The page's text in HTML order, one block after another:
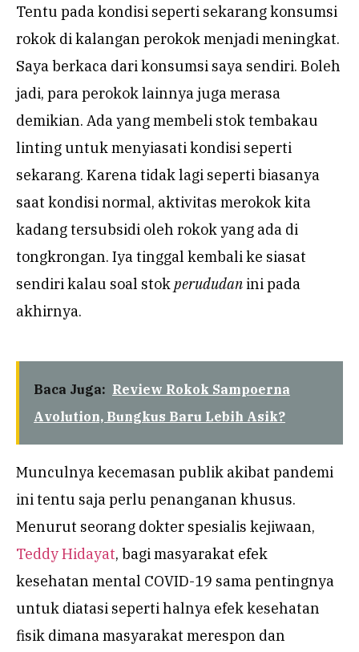
Tentu pada kondisi seperti sekarang konsumsi
rokok di kalangan perokok menjadi meningkat.
Saya berkaca dari konsumsi saya sendiri. Boleh
jadi, para perokok lainnya juga merasa
demikian. Ada yang membeli stok tembakau
linting untuk menyiasati kondisi seperti
sekarang. Karena tidak lagi seperti biasanya
saat kondisi normal, aktivitas merokok kita
kadang tersubsidi oleh rokok yang ada di
tongkrongan. Iya tinggal kembali ke siasat
sendiri kalau soal stokperududanini pada
akhirnya.
Baca Juga: Review Rokok Sampoerna
Avolution, Bungkus Baru Lebih Asik?
Munculnya kecemasan publik akibat pandemi
ini tentu saja perlu penanganan khusus.
Menurut seorang dokter spesialis kejiwaan,
Teddy Hidayat, bagi masyarakat efek
kesehatan mental COVID-19 sama pentingnya
untuk diatasi seperti halnya efek kesehatan
fisik dimana masyarakat merespon dan